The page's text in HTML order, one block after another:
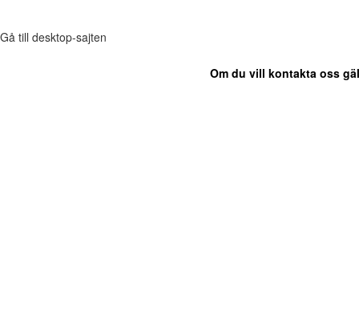
Gå till desktop-sajten
Om du vill kontakta oss